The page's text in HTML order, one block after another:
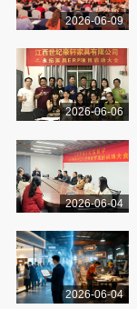
2026-06-09
2026-06-06
2026-06-04
2026-06-04